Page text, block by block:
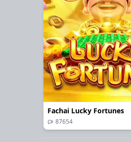
Fachai Lucky Fortunes
87654